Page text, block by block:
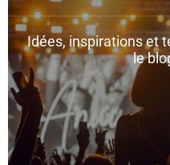
Idées, inspirations et
le